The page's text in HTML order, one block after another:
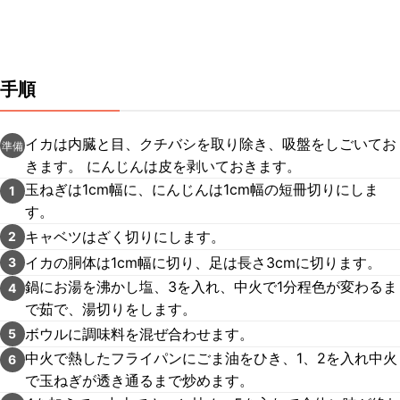
手順
準備 イカは内臓と目、クチバシを取り除き、吸盤をしごいてお
きます。 にんじんは皮を剥いておきます。
1
玉ねぎは1cm幅に、にんじんは1cm幅の短冊切りにしま
す。
2 キャベツはざく切りにします。
3 イカの胴体は1cm幅に切り、足は長さ3cmに切ります。
4 鍋にお湯を沸かし塩、3を入れ、中火で1分程色が変わるま
で茹で、湯切りをします。
5 ボウルに調味料を混ぜ合わせます。
6 中火で熱したフライパンにごま油をひき、1、2を入れ中火
で玉ねぎが透き通るまで炒めます。